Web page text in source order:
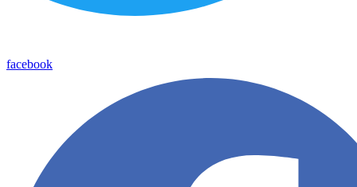
facebook